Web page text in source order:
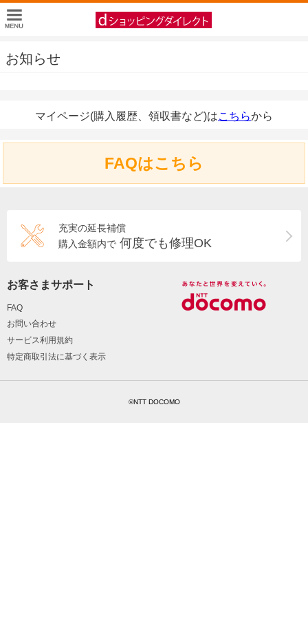
お知らせ
マイページ(購入履歴、領収書など)はこちらから
FAQはこちら
充実の延長補償
購入金額内で 何度でも修理OK
お客さまサポート
FAQ
お問い合わせ
サービス利用規約
特定商取引法に基づく表示
©NTT DOCOMO